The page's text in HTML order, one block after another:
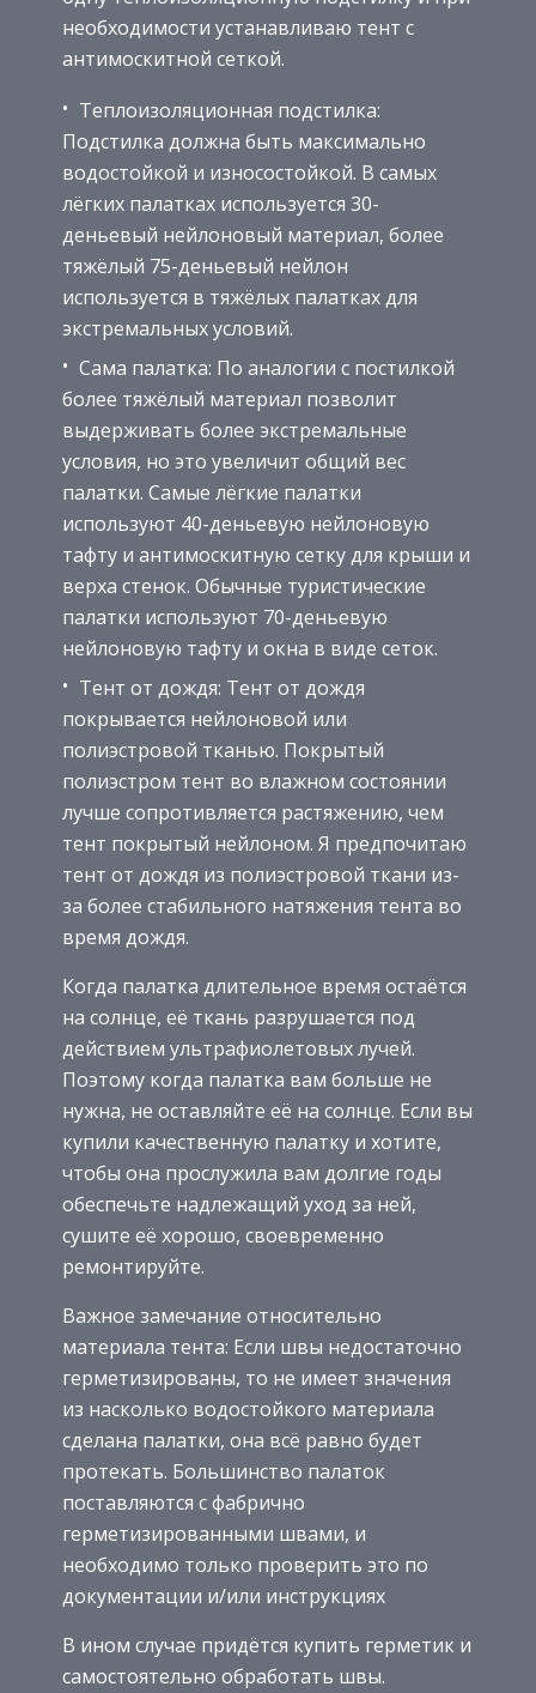
необходимости устанавливаю тент с
антимоскитной сеткой.
Теплоизоляционная подстилка:
Подстилка должна быть максимально
водостойкой и износостойкой. В самых
лёгких палатках используется 30-
деньевый нейлоновый материал, более
тяжёлый 75-деньевый нейлон
используется в тяжёлых палатках для
экстремальных условий.
Сама палатка: По аналогии с постилкой
более тяжёлый материал позволит
выдерживать более экстремальные
условия, но это увеличит общий вес
палатки. Самые лёгкие палатки
используют 40-деньевую нейлоновую
тафту и антимоскитную сетку для крыши и
верха стенок. Обычные туристические
палатки используют 70-деньевую
нейлоновую тафту и окна в виде сеток.
Тент от дождя: Тент от дождя
покрывается нейлоновой или
полиэстровой тканью. Покрытый
полиэстром тент во влажном состоянии
лучше сопротивляется растяжению, чем
тент покрытый нейлоном. Я предпочитаю
тент от дождя из полиэстровой ткани из-
за более стабильного натяжения тента во
время дождя.
Когда палатка длительное время остаётся
на солнце, её ткань разрушается под
действием ультрафиолетовых лучей.
Поэтому когда палатка вам больше не
нужна, не оставляйте её на солнце. Если вы
купили качественную палатку и хотите,
чтобы она прослужила вам долгие годы
обеспечьте надлежащий уход за ней,
сушите её хорошо, своевременно
ремонтируйте.
Важное замечание относительно
материала тента: Если швы недостаточно
герметизированы, то не имеет значения
из насколько водостойкого материала
сделана палатки, она всё равно будет
протекать. Большинство палаток
поставляются с фабрично
герметизированными швами, и
необходимо только проверить это по
документации и/или инструкциях
В ином случае придётся купить герметик и
самостоятельно обработать швы.